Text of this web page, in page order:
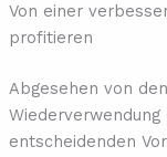
Von einer
profitieren
Abgesehen von
entscheidenden